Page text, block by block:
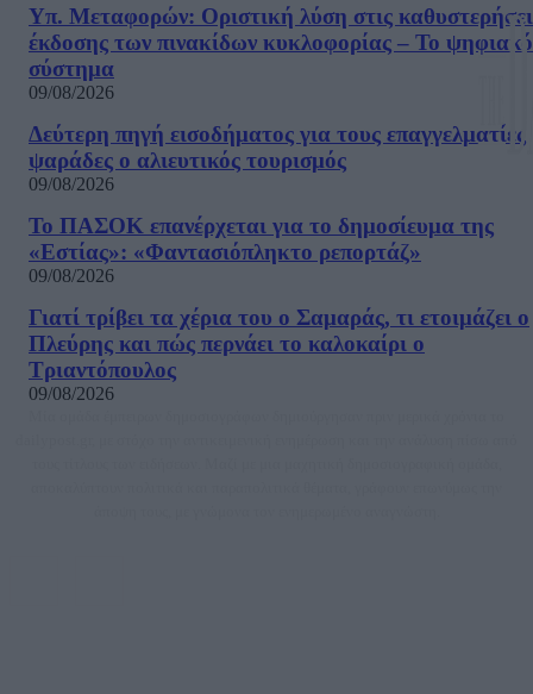
Υπ. Μεταφορών: Οριστική λύση στις
έκδοσης των πινακίδων κυκλοφορίας – Το ψηφιακό
σύστημα
09/08/2026
Δεύτερη πηγή εισοδήματος για τους επαγγελματίες
ψαράδες ο αλιευτικός τουρισμός
09/08/2026
Το ΠΑΣΟΚ επανέρχεται για το δημοσίευμα της
«Εστίας»: «Φαντασιόπληκτο ρεπορτάζ»
09/08/2026
Γιατί τρίβει τα χέρια του ο Σαμαράς, τι ετοιμάζει ο
Πλεύρης και πώς περνάει το καλοκαίρι ο
Τριαντόπουλος
09/08/2026